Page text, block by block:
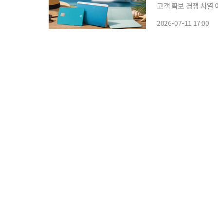
고객 확보 경쟁 치열 여름 휴가철을 맞아 은행권의 ‘트래블 금융’ 경쟁이 달아오르고 있다. 환
2026-07-11 17:00